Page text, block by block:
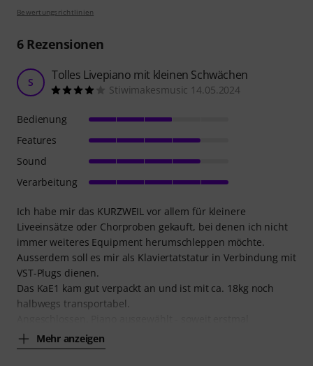
Bewertungsrichtlinien
6Rezensionen
S Tolles Livepiano mit kleinen Schwächen
Stiwimakesmusic 14.05.2024
Ich habe mir das KURZWEIL vor allem für kleinere
Liveeinsätze oder Chorproben gekauft, bei denen ich nicht
immer weiteres Equipment herumschleppen möchte.
Ausserdem soll es mir als Klaviertatstatur in Verbindung mit
VST-Plugs dienen.
Das KaE1 kam gut verpackt an und ist mit ca. 18kg noch
halbwegs transportabel.
Mehr anzeigen
Bedienung
Features
Sound
Verarbeitung